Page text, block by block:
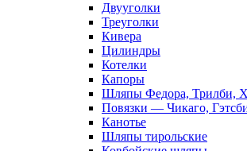
Двууголки
Треуголки
Кивера
Цилиндры
Котелки
Капоры
Шляпы Федора, Трилби,
Повязки — Чикаго,
Канотье
Шляпы тирольские